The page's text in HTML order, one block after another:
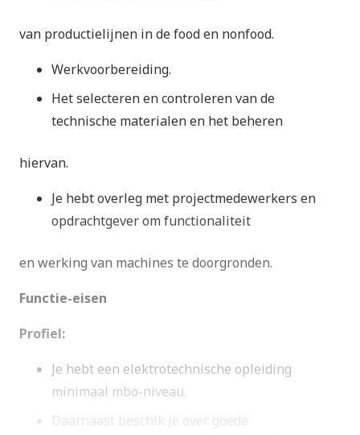
van productielijnen in de food en nonfood.
Werkvoorbereiding.
Het selecteren en controleren van de
technische materialen en het beheren
hiervan.
Je hebt overleg met projectmedewerkers en
opdrachtgever om functionaliteit
en werking van machines te doorgronden.
Functie-eisen
Profiel:
Je hebt een elektrotechnische opleiding
minimaal mbo-niveau.
Daarnaast beschik je over goede